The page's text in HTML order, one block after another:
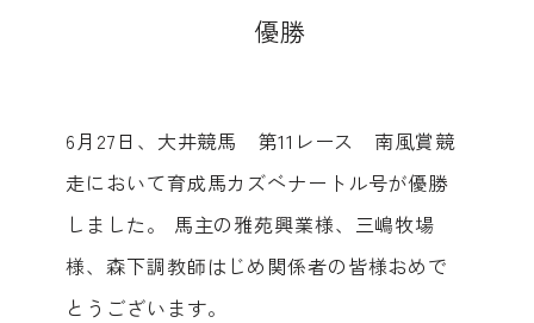
優勝
6月27日、大井競馬 第11レース 南風賞競
走において育成馬カズベナートル号が優勝
しました。 馬主の雅苑興業様、三嶋牧場
様、森下調教師はじめ関係者の皆様おめで
とうございます。